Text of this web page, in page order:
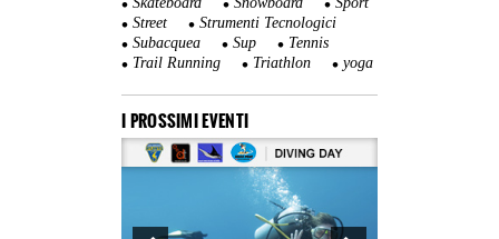
Street
Strumenti Tecnologici
Subacquea
Sup
Tennis
Trail Running
Triathlon yoga
I PROSSIMI EVENTI